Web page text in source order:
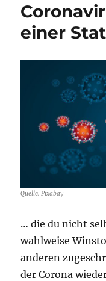
einer
Quelle: Pixabay
… die du nicht
wahlweise
anderen
der Corona